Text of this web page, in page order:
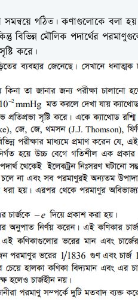
কণার সমন্বয়ে গঠিত।
বিভিন্ন মৌলিক পদার্থের
করে।